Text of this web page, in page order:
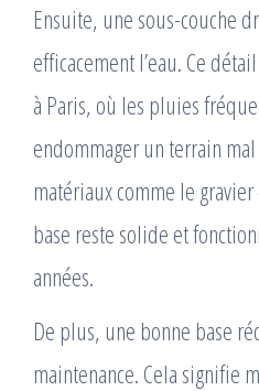
Ensuite, une sous-couche
efficacement l’eau. Ce
à Paris, où les pluies
endommager un terrain
matériaux comme le
base reste solide et
années.
De plus, une bonne base
maintenance. Cela signifie